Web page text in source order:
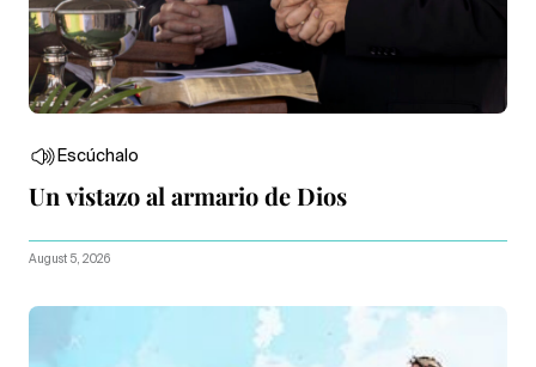
Escúchalo
Un vistazo al armario de Dios
August 5, 2026